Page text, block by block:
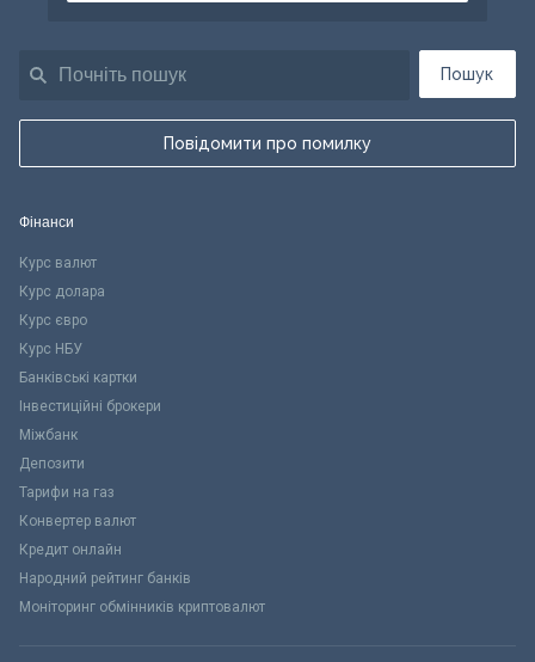
Пошук
Повідомити про помилку
Фінанси
Курс валют
Курс долара
Курс євро
Курс НБУ
Банківські картки
Інвестиційні брокери
Міжбанк
Депозити
Тарифи на газ
Конвертер валют
Кредит онлайн
Народний рейтинг банків
Моніторинг обмінників криптовалют